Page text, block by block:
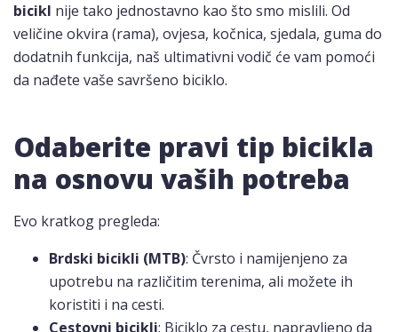
bicikl nije tako jednostavno kao što smo mislili. Od
veličine okvira (rama), ovjesa, kočnica, sjedala, guma do
dodatnih funkcija, naš ultimativni vodič će vam pomoći
da nađete vaše savršeno biciklo.
Odaberite pravi tip bicikla
na osnovu vaših potreba
Evo kratkog pregleda:
Brdski bicikli (MTB): Čvrsto i namijenjeno za
upotrebu na različitim terenima, ali možete ih
koristiti i na cesti.
Cestovni bicikli: Biciklo za cestu, napravljeno da